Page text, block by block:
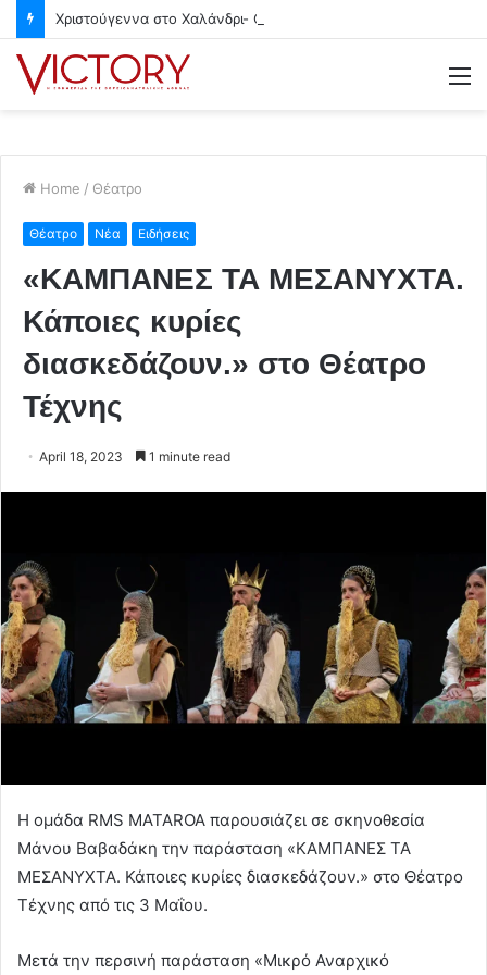
Home / Θέατρο
Θέατρο Νέα Ειδήσεις
«ΚΑΜΠΑΝΕΣ ΤΑ ΜΕΣΑΝΥΧΤΑ.
Κάποιες κυρίες
διασκεδάζουν.» στο Θέατρο
Τέχνης
April 18, 2023 1 minute read
Η ομάδα RMS MATAROA παρουσιάζει σε σκηνοθεσία
Μάνου Βαβαδάκη την παράσταση «ΚΑΜΠΑΝΕΣ ΤΑ
ΜΕΣΑΝΥΧΤΑ. Κάποιες κυρίες διασκεδάζουν.» στο Θέατρο
Τέχνης από τις 3 Μαΐου.
Μετά την περσινή παράσταση «Μικρό Αναρχικό